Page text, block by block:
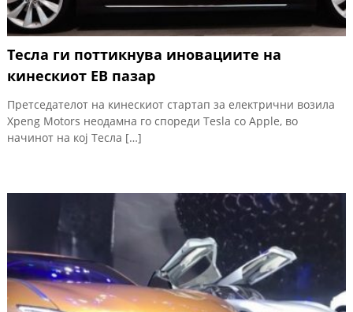
Тесла ги поттикнува иновациите на
кинескиот ЕВ пазар
Претседателот на кинескиот стартап за електрични возила
Xpeng Motors неодамна го спореди Tesla со Apple, во
начинот на кој Тесла […]